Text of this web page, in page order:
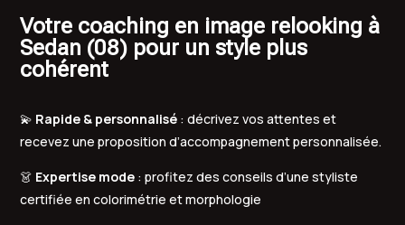
Votre coaching en image relooking à
Sedan (08) pour un style plus
cohérent
💫 Rapide & personnalisé : décrivez vos attentes et
recevez une proposition d’accompagnement personnalisée.
👗 Expertise mode : profitez des conseils d’une styliste
certifiée en colorimétrie et morphologie